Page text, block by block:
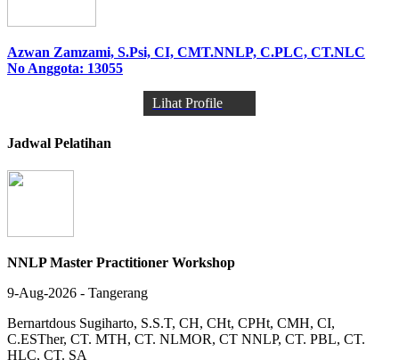
Azwan Zamzami, S.Psi, CI, CMT.NNLP, C.PLC, CT.NLC
No Anggota: 13055
Lihat Profile
Jadwal Pelatihan
NNLP Master Practitioner Workshop
9-Aug-2026 - Tangerang
Bernartdous Sugiharto, S.S.T, CH, CHt, CPHt, CMH, CI,
C.ESTher, CT. MTH, CT. NLMOR, CT NNLP, CT. PBL, CT.
HLC, CT. SA